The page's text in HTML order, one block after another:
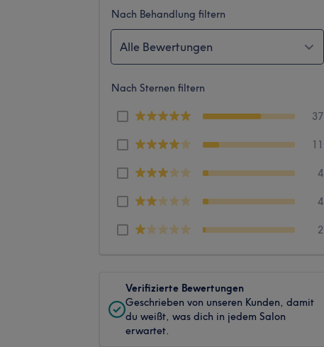
Nach Behandlung filtern
Alle Bewertungen
Nach Sternen filtern
37
11
4
4
2
Verifizierte Bewertungen
Geschrieben von unseren Kunden, damit
du weißt, was dich in jedem Salon
erwartet.